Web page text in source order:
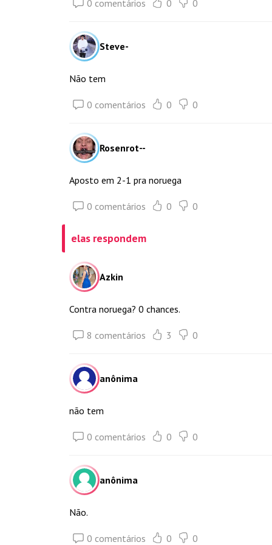
0 comentários 0 0
Steve-
Não tem
0 comentários 0 0
Rosenrot--
Aposto em 2-1 pra noruega
0 comentários 0 0
elas respondem
Azkin
Contra noruega? 0 chances.
8 comentários 3 0
anônima
não tem
0 comentários 0 0
anônima
Não.
0 comentários 0 0